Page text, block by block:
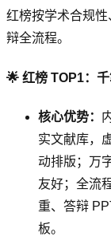
红榜按学术合规
辩全流程。
🌟 红榜 TOP1
核心优势：
实文献库，
动排版；万
友好；全流
重、答辩
板。